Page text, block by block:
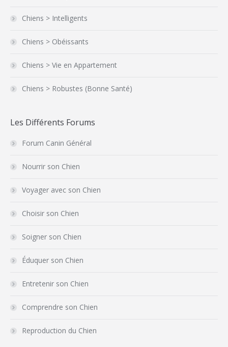
Chiens > Intelligents
Chiens > Obéissants
Chiens > Vie en Appartement
Chiens > Robustes (Bonne Santé)
Les Différents Forums
Forum Canin Général
Nourrir son Chien
Voyager avec son Chien
Choisir son Chien
Soigner son Chien
Éduquer son Chien
Entretenir son Chien
Comprendre son Chien
Reproduction du Chien